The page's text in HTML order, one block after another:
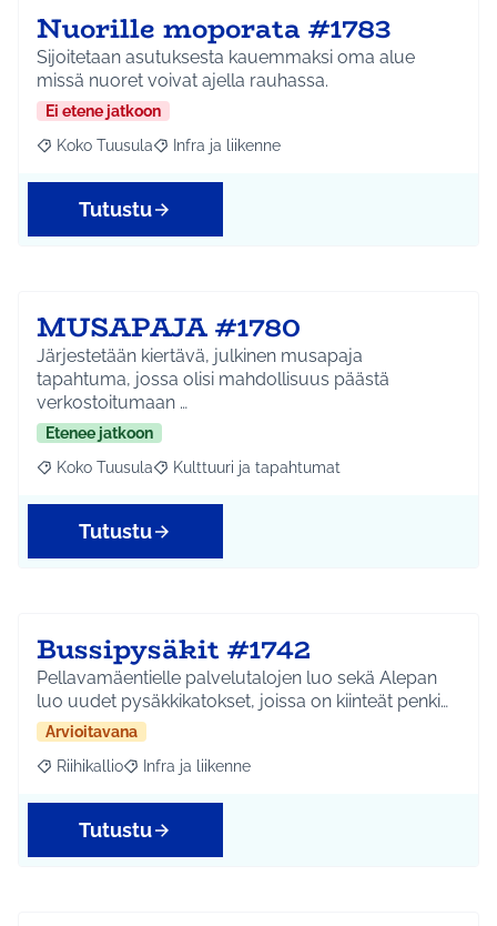
Nuorille moporata #1783
Sijoitetaan asutuksesta kauemmaksi oma alue
missä nuoret voivat ajella rauhassa.
Ei etene jatkoon
Rajaa tulokset aihepiirin mukaan: Koko Tuusula
Koko Tuusula Rajaa tulokset teeman mukaan: Infra ja liikenne
Infra ja liikenne
Tutustu
MUSAPAJA #1780
Järjestetään kiertävä, julkinen musapaja
tapahtuma, jossa olisi mahdollisuus päästä
verkostoitumaan …
Etenee jatkoon
Rajaa tulokset aihepiirin mukaan: Koko Tuusula
Koko Tuusula Rajaa tulokset teeman mukaan: Kulttuuri ja
Kulttuuri ja tapahtumat
Tutustu
Bussipysäkit #1742
Pellavamäentielle palvelutalojen luo sekä Alepan
luo uudet pysäkkikatokset, joissa on kiinteät penki…
Arvioitavana
Rajaa tulokset aihepiirin mukaan: Riihikallio
Riihikallio Rajaa tulokset teeman mukaan: Infra ja liikenne
Infra ja liikenne
Tutustu